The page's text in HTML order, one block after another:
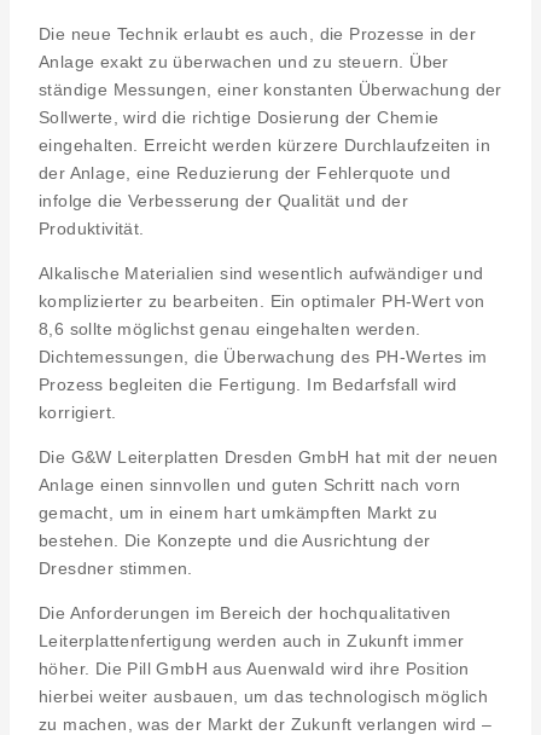
Die neue Technik erlaubt es auch, die Prozesse in der
Anlage exakt zu überwachen und zu steuern. Über
ständige Messungen, einer konstanten Überwachung der
Sollwerte, wird die richtige Dosierung der Chemie
eingehalten. Erreicht werden kürzere Durchlaufzeiten in
der Anlage, eine Reduzierung der Fehlerquote und
infolge die Verbesserung der Qualität und der
Produktivität.
Alkalische Materialien sind wesentlich aufwändiger und
komplizierter zu bearbeiten. Ein optimaler PH-Wert von
8,6 sollte möglichst genau eingehalten werden.
Dichtemessungen, die Überwachung des PH-Wertes im
Prozess begleiten die Fertigung. Im Bedarfsfall wird
korrigiert.
Die G&W Leiterplatten Dresden GmbH hat mit der neuen
Anlage einen sinnvollen und guten Schritt nach vorn
gemacht, um in einem hart umkämpften Markt zu
bestehen. Die Konzepte und die Ausrichtung der
Dresdner stimmen.
Die Anforderungen im Bereich der hochqualitativen
Leiterplattenfertigung werden auch in Zukunft immer
höher. Die Pill GmbH aus Auenwald wird ihre Position
hierbei weiter ausbauen, um das technologisch möglich
zu machen, was der Markt der Zukunft verlangen wird –